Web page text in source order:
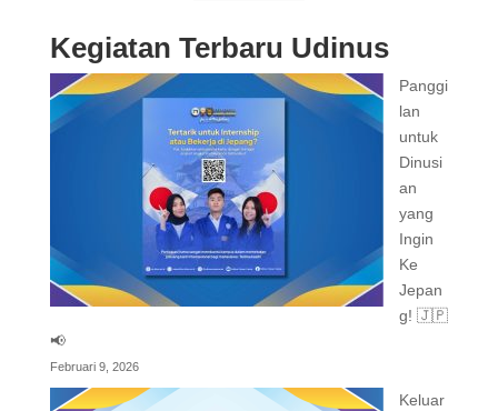
Kegiatan Terbaru Udinus
Panggi
lan
untuk
Dinusi
an
yang
Ingin
Ke
Jepan
g! 🇯🇵
📢
Februari 9, 2026
Keluar